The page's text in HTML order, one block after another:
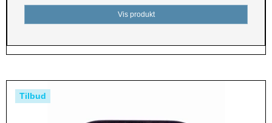
Vis produkt
Tilbud